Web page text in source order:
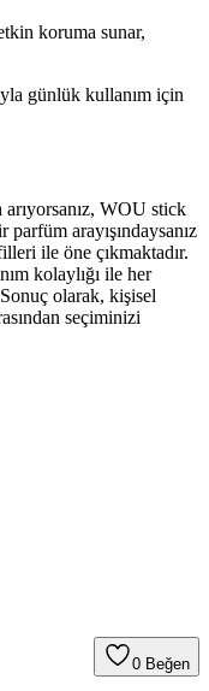
koruma sunar,
günlük kullanım için
WOU stick
arayışındaysanız
ile öne çıkmaktadır.
kolaylığı ile her
olarak, kişisel
seçiminizi
0 Beğen